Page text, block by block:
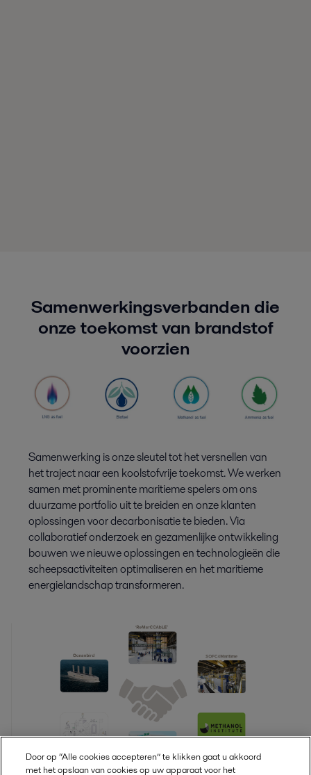
Samenwerkingsverbanden die
onze toekomst van brandstof
voorzien
Samenwerking is onze sleutel tot het versnellen van
het traject naar een koolstofvrije toekomst. We werken
samen met prominente maritieme spelers om ons
duurzame portfolio uit te breiden en onze klanten
oplossingen voor decarbonisatie te bieden. Via
collaboratief onderzoek en gezamenlijke ontwikkeling
bouwen we nieuwe oplossingen en technologieën die
scheepsactiviteiten optimaliseren en het maritieme
energielandschap transformeren.
Door op “Alle cookies accepteren” te klikken gaat u akkoord
met het opslaan van cookies op uw apparaat voor het